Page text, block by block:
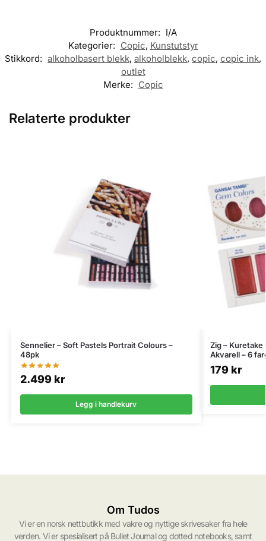
Produktnummer: I/A
Kategorier: Copic, Kunstutstyr
Stikkord: alkoholbasert blekk, alkoholblekk, copic, copic ink,
outlet
Merke: Copic
Relaterte produkter
Sennelier – Soft Pastels Portrait Colours –
48pk
2.499 kr
Legg i handlekurv
Zig – Kuretake
Akvarell – 6
179 kr
Om Tudos
Vi er en norsk nettbutikk med vakre og nyttige skrivesaker fra hele
verden. Vi er spesialisert på Bullet Journal og dotted notebooks, samt